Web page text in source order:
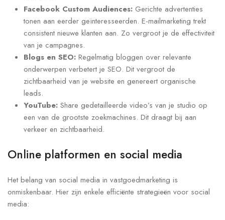
Facebook Custom Audiences: Gerichte advertenties
tonen aan eerder geïnteresseerden. E-mailmarketing trekt
consistent nieuwe klanten aan. Zo vergroot je de effectiviteit
van je campagnes.
Blogs en SEO: Regelmatig bloggen over relevante
onderwerpen verbetert je SEO. Dit vergroot de
zichtbaarheid van je website en genereert organische
leads.
YouTube: Share gedetailleerde video’s van je studio op
een van de grootste zoekmachines. Dit draagt bij aan
verkeer en zichtbaarheid.
Online platformen en social media
Het belang van social media in vastgoedmarketing is
onmiskenbaar. Hier zijn enkele efficiënte strategieën voor social
media: